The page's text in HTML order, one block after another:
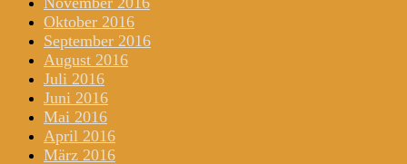
Oktober 2016
September 2016
August 2016
Juli 2016
Juni 2016
Mai 2016
April 2016
März 2016